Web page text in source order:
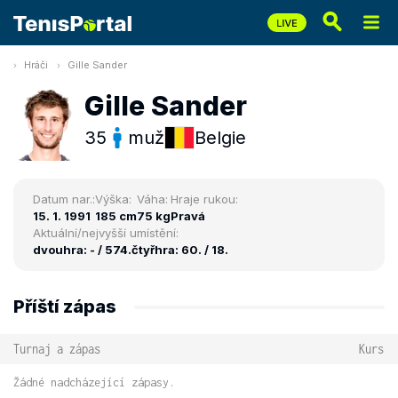
Hráči Gille Sander
Gille Sander
35 muž Belgie
Datum nar.:
15. 1. 1991
Výška:
185 cm
Váha:
75 kg
Hraje rukou:
Pravá
Aktuální/nejvyšší umístění:
dvouhra: - / 574.čtyřhra: 60. / 18.
Příští zápas
Turnaj a zápas Kurs
Žádné nadcházející zápasy.